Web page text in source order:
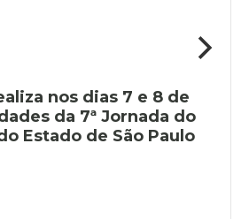
nos dias 7 e 8 de
da 7ª Jornada do
Estado de São Paulo